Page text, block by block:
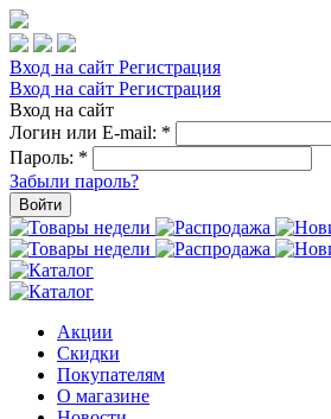
Вход на сайт Регистрация
Вход на сайт Регистрация
Вход на сайт
Логин или E-mail: *
Пароль: *
Забыли пароль?
Войти
Акции
Скидки
Покупателям
О магазине